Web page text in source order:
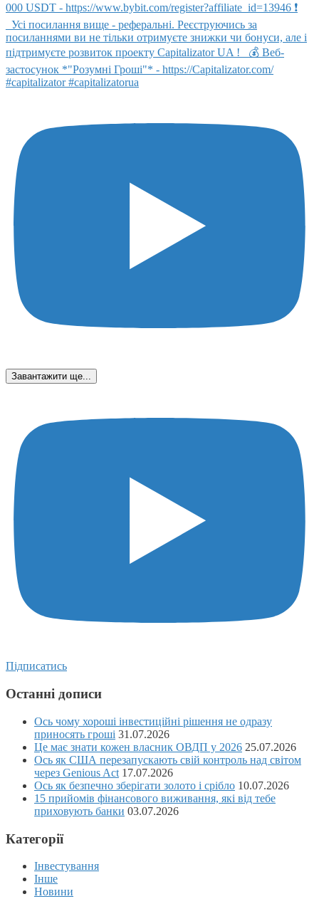
Завантажити ще...
Підписатись
Останні дописи
Ось чому хороші інвестиційні рішення не одразу
приносять гроші 31.07.2026
Це має знати кожен власник ОВДП у 2026 25.07.2026
Ось як США перезапускають свій контроль над світом
через Genious Act 17.07.2026
Ось як безпечно зберігати золото і срібло 10.07.2026
15 прийомів фінансового виживання, які від тебе
приховують банки 03.07.2026
Категорії
Інвестування
Інше
Новини